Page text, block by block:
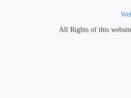
All Rights of this